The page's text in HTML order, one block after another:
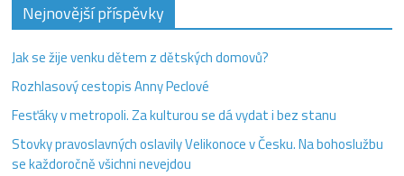
Nejnovější příspěvky
Jak se žije venku dětem z dětských domovů?
Rozhlasový cestopis Anny Peclové
Fesťáky v metropoli. Za kulturou se dá vydat i bez stanu
Stovky pravoslavných oslavily Velikonoce v Česku. Na bohoslužbu
se každoročně všichni nevejdou